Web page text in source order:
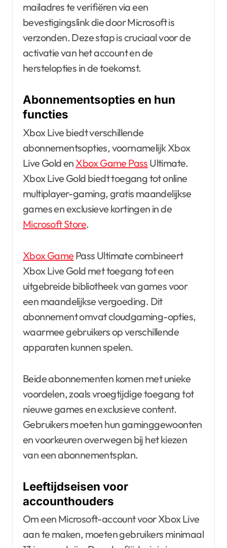
mailadres te verifiëren via een
bevestigingslink die door Microsoft is
verzonden. Deze stap is cruciaal voor de
activatie van het account en de
herstelopties in de toekomst.
Abonnementsopties en hun
functies
Xbox Live biedt verschillende
abonnementsopties, voornamelijk Xbox
Live Gold en Xbox Game Pass Ultimate.
Xbox Live Gold biedt toegang tot online
multiplayer-gaming, gratis maandelijkse
games en exclusieve kortingen in de
Microsoft Store.
Xbox Game Pass Ultimate combineert
Xbox Live Gold met toegang tot een
uitgebreide bibliotheek van games voor
een maandelijkse vergoeding. Dit
abonnement omvat cloudgaming-opties,
waarmee gebruikers op verschillende
apparaten kunnen spelen.
Beide abonnementen komen met unieke
voordelen, zoals vroegtijdige toegang tot
nieuwe games en exclusieve content.
Gebruikers moeten hun gaminggewoonten
en voorkeuren overwegen bij het kiezen
van een abonnementsplan.
Leeftijdseisen voor
accounthouders
Om een Microsoft-account voor Xbox Live
aan te maken, moeten gebruikers minimaal